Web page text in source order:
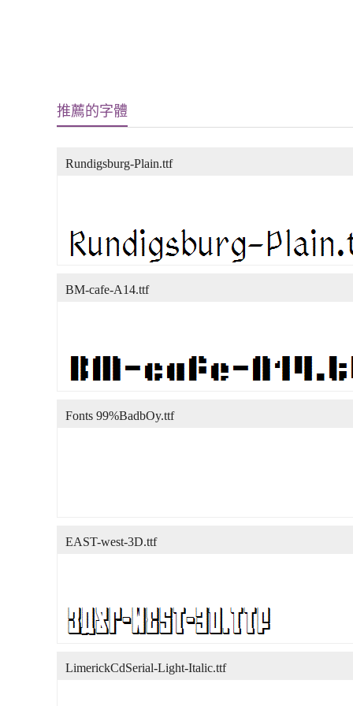
推薦的字體
Rundigsburg-Plain.ttf
BM-cafe-A14.ttf
Fonts 99%BadbOy.ttf
EAST-west-3D.ttf
LimerickCdSerial-Light-Italic.ttf